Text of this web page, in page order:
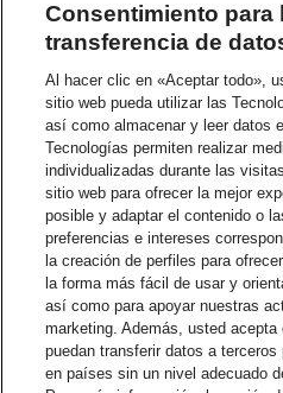
Procesos ágiles - Programe
flujos de procesos de envío y
Exactitud - Nuestra
asegura la exactitud.
Notificaciones - Posibilidad
email por documentos de
proveedores.
Visibilidad - Verifique minuto
envío y vea los detalles de
Reportes - Reportes en línea
ser descargados para cubrir
negocio.
Capacidades de Integración -
utilizando su sistema interno.
Contacte al Depto de Ventas
Consentimiento para
transferencia de
Al hacer clic en «Aceptar todo»,
sitio web pueda utilizar las
así como almacenar y leer datos
Tecnologías permiten realizar
individualizadas durante las
sitio web para ofrecer la mejor
posible y adaptar el contenido o
preferencias e intereses
la creación de perfiles para
la forma más fácil de usar y
así como para apoyar nuestras
marketing. Además, usted acepta
puedan transferir datos a terceros
en países sin un nivel adecuado